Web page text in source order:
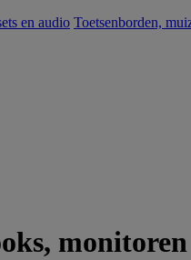
en audio Toetsenborden,